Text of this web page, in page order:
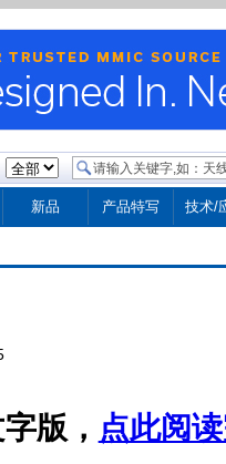
新品 产品特写 技术/
版， 点此阅